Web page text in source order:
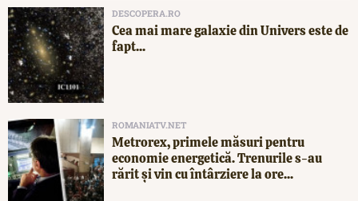
DESCOPERA.RO
Cea mai mare galaxie din Univers este de
fapt...
ROMANIATV.NET
Metrorex, primele măsuri pentru
economie energetică. Trenurile s-au
rărit și vin cu întârziere la ore...